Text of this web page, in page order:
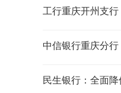
工行重庆开州支
中信银行重庆分
民生银行：全面